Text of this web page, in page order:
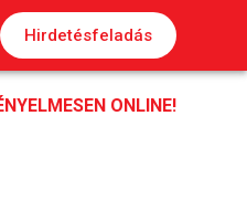
Hirdetésfeladás
ONLINE!